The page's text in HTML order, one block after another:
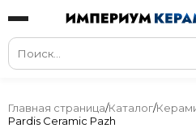
Главная страница/Каталог/
Pardis Ceramic Pazh